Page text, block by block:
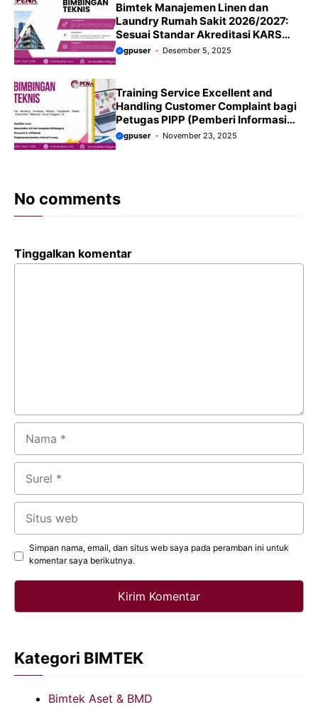
Bimtek Manajemen Linen dan
Laundry Rumah Sakit 2026/2027:
Sesuai Standar Akreditasi KARS
Terbaru
gpuser Desember 5, 2025
Training Service Excellent and
Handling Customer Complaint bagi
Petugas PIPP (Pemberi Informasi
dan Penanganan Pengaduan)
Rumah Sakit: Panduan Terbaru
gpuser November 23, 2025
No comments
Tinggalkan komentar
Komentar
Nama
Surel
Situs
web
Simpan nama, email, dan situs web saya pada peramban ini untuk
komentar saya berikutnya.
Kategori BIMTEK
Bimtek Aset & BMD